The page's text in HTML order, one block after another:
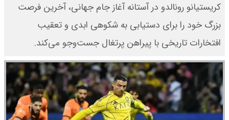
کریستیانو رونالدو در آستانه آغاز جام جهانی، آخرین فرصت
بزرگ خود را برای دستیابی به شکوهی ابدی و تعقیب
افتخارات تاریخی با پیراهن پرتغال جست‌وجو می‌کند.